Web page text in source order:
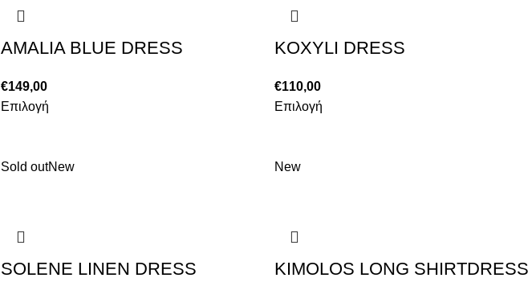
AMALIA BLUE DRESS
€149,00
Επιλογή
KOXYLI DRESS
€110,00
Επιλογή
Sold outNew
SOLENE LINEN DRESS
New
KIMOLOS LONG SHIRTDRESS